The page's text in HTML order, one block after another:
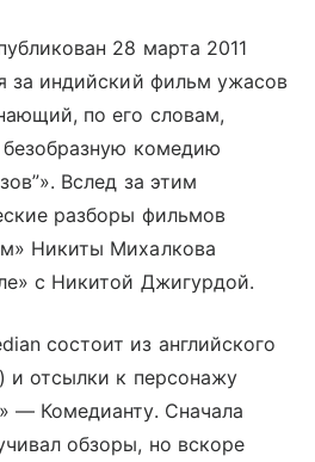
28 марта 2011
за индийский фильм ужасов
по его словам,
комедию
Вслед за этим
разборы фильмов
Никиты Михалкова
с Никитой Джигурдой.
состоит из английского
и отсылки к персонажу
— Комедианту. Сначала
обзоры, но вскоре